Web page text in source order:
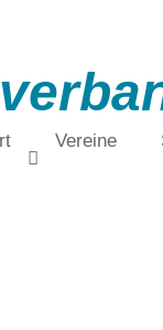
Vereine